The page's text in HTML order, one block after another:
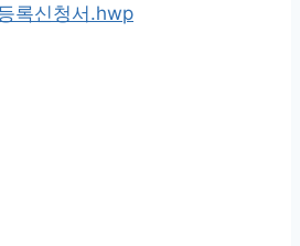
록신청서.hwp